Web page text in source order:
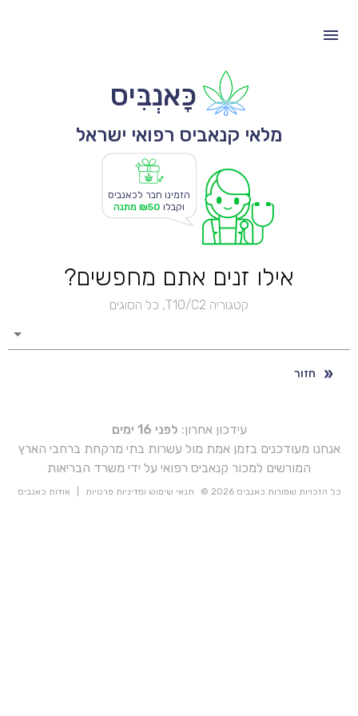
כָּאנְבִּיס
מלאי קנאביס רפואי ישראל
הזמינו חבר לכאנביס
וקבלו ₪50 מתנה
אילו זנים אתם מחפשים?
קטגוריה T10/C2, כל הסוגים
חזור
עידכון אחרון: לפני 16 ימים
אנחנו מעודכנים בזמן אמת מול עשרות בתי מרקחת ברחבי הארץ
המורשים למכור קנאביס רפואי על ידי משרד הבריאות
כל הזכויות שמורות כאנביס 2026 © תנאי שימוש ומדיניות פרטיות אודות כאנביס